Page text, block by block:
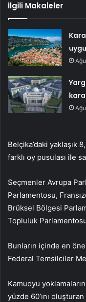
İlgili Makaleler
Belçika’daki yaklaşık
farklı oy pusulası ile
Seçmenler Avrupa
Parlamentosu,
Brüksel Bölgesi
Topluluk
Bunların içinde en
Federal Temsilciler
Kamuoyu
yüzde 60’ını